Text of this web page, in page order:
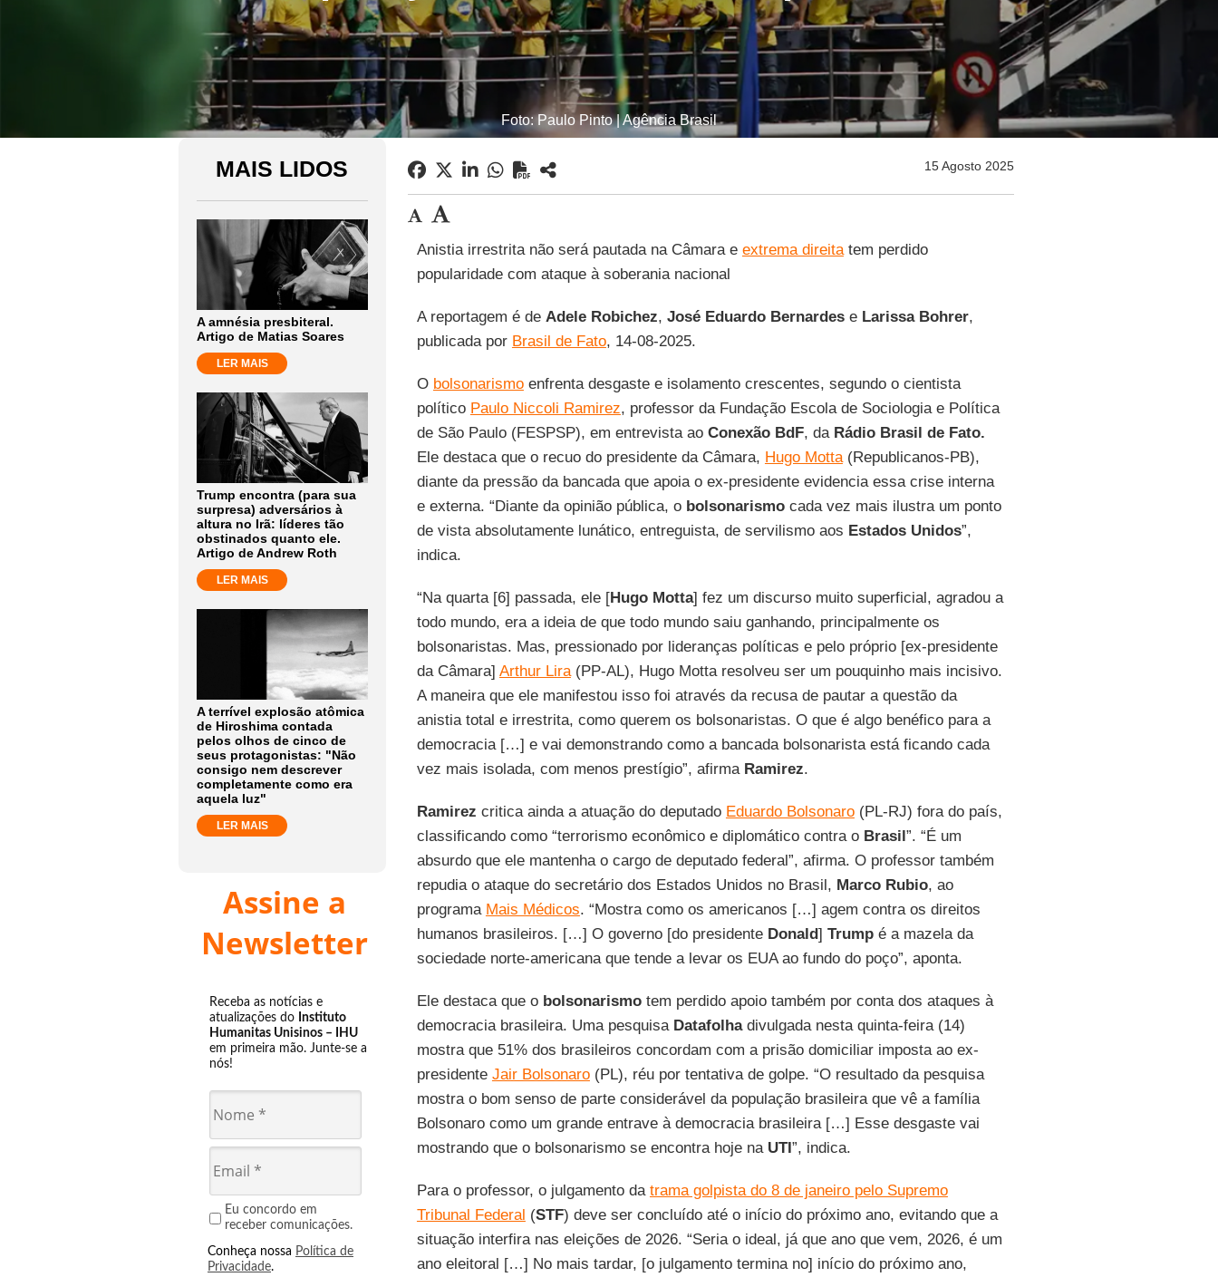
Foto: Paulo Pinto | Agência Brasil
MAIS LIDOS
A amnésia presbiteral.
Artigo de Matias Soares
LER MAIS
Trump encontra (para sua
surpresa) adversários à
altura no Irã: líderes tão
obstinados quanto ele.
Artigo de Andrew Roth
LER MAIS
A terrível explosão atômica
de Hiroshima contada
pelos olhos de cinco de
seus protagonistas: "Não
consigo nem descrever
completamente como era
aquela luz"
LER MAIS
Assine a
Newsletter
Receba as notícias e
atualizações do Instituto
Humanitas Unisinos – IHU
em primeira mão. Junte-se a
nós!
Eu concordo em
receber comunicações.
Conheça nossa Política de
Privacidade.
15 Agosto 2025
Anistia irrestrita não será pautada na Câmara e extrema direitatem perdido
popularidade com ataque à soberania nacional
A reportagem é de Adele Robichez, José Eduardo Bernardese Larissa Bohrer,
publicada por Brasil de Fato, 14-08-2025.
O bolsonarismoenfrenta desgaste e isolamento crescentes, segundo o cientista
político Paulo Niccoli Ramirez, professor da Fundação Escola de Sociologia e Política
de São Paulo (FESPSP), em entrevista ao Conexão BdF, da Rádio Brasil de Fato.
Ele destaca que o recuo do presidente da Câmara, Hugo Motta(Republicanos-PB),
diante da pressão da bancada que apoia o ex-presidente evidencia essa crise interna
e externa. “Diante da opinião pública, o bolsonarismocada vez mais ilustra um ponto
de vista absolutamente lunático, entreguista, de servilismo aos Estados Unidos”,
indica.
“Na quarta [6] passada, ele [Hugo Motta] fez um discurso muito superficial, agradou a
todo mundo, era a ideia de que todo mundo saiu ganhando, principalmente os
bolsonaristas. Mas, pressionado por lideranças políticas e pelo próprio [ex-presidente
da Câmara] Arthur Lira(PP-AL), Hugo Motta resolveu ser um pouquinho mais incisivo.
A maneira que ele manifestou isso foi através da recusa de pautar a questão da
anistia total e irrestrita, como querem os bolsonaristas. O que é algo benéfico para a
democracia […] e vai demonstrando como a bancada bolsonarista está ficando cada
vez mais isolada, com menos prestígio”, afirma Ramirez.
Ramirez critica ainda a atuação do deputado Eduardo Bolsonaro(PL-RJ) fora do país,
classificando como “terrorismo econômico e diplomático contra o Brasil”. “É um
absurdo que ele mantenha o cargo de deputado federal”, afirma. O professor também
repudia o ataque do secretário dos Estados Unidos no Brasil, Marco Rubio, ao
programa Mais Médicos. “Mostra como os americanos […] agem contra os direitos
humanos brasileiros. […] O governo [do presidente Donald] Trumpé a mazela da
sociedade norte-americana que tende a levar os EUA ao fundo do poço”, aponta.
Ele destaca que o bolsonarismotem perdido apoio também por conta dos ataques à
democracia brasileira. Uma pesquisa Datafolhadivulgada nesta quinta-feira (14)
mostra que 51% dos brasileiros concordam com a prisão domiciliar imposta ao ex-
presidente Jair Bolsonaro(PL), réu por tentativa de golpe. “O resultado da pesquisa
mostra o bom senso de parte considerável da população brasileira que vê a família
Bolsonaro como um grande entrave à democracia brasileira […] Esse desgaste vai
mostrando que o bolsonarismo se encontra hoje na UTI”, indica.
Para o professor, o julgamento da trama golpista do 8 de janeiro pelo Supremo
Tribunal Federal (STF) deve ser concluído até o início do próximo ano, evitando que a
situação interfira nas eleições de 2026. “Seria o ideal, já que ano que vem, 2026, é um
ano eleitoral […] No mais tardar, [o julgamento termina no] início do próximo ano,